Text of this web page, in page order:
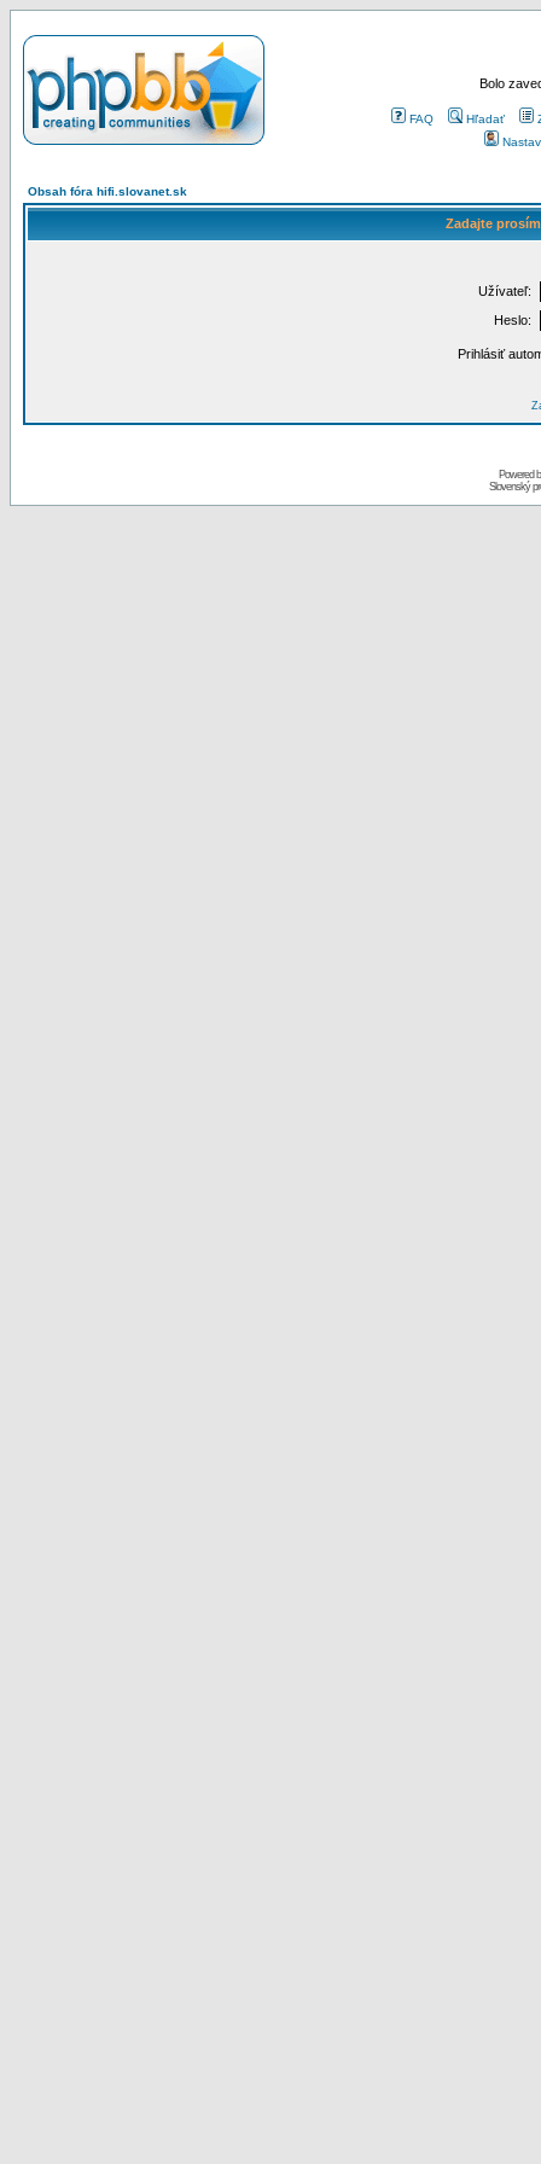
Bolo
FAQ Hľadať
Obsah fóra hifi.slovanet.sk
Zadajte
Užívateľ:
Heslo:
Prihlásiť
Powered
Slovenský